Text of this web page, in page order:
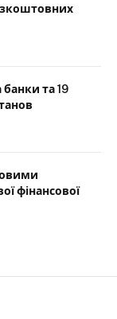
та 19
фінансової